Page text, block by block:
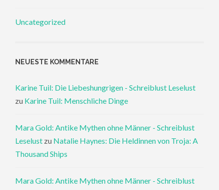
Uncategorized
NEUESTE KOMMENTARE
Karine Tuil: Die Liebeshungrigen - Schreiblust Leselust
zu Karine Tuil: Menschliche Dinge
Mara Gold: Antike Mythen ohne Männer - Schreiblust
Leselust zu Natalie Haynes: Die Heldinnen von Troja: A
Thousand Ships
Mara Gold: Antike Mythen ohne Männer - Schreiblust